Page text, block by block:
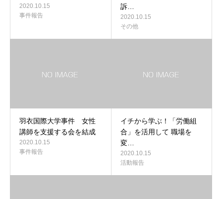
2020.10.15
事件報告
訴…
2020.10.15
その他
羽衣国際大学事件 女性
講師を支援する会を結成
2020.10.15
事件報告
イチから学ぶ！「労働組
合」を活用して 職場を
変…
2020.10.15
活動報告